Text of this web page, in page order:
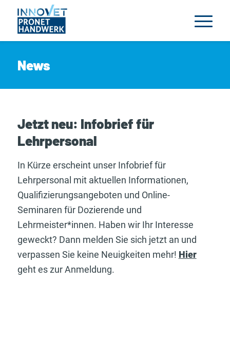
News
Jetzt neu: Infobrief für
Lehrpersonal
In Kürze erscheint unser Infobrief für
Lehrpersonal mit aktuellen Informationen,
Qualifizierungsangeboten und Online-
Seminaren für Dozierende und
Lehrmeister*innen. Haben wir Ihr Interesse
geweckt? Dann melden Sie sich jetzt an und
verpassen Sie keine Neuigkeiten mehr! Hier
geht es zur Anmeldung.